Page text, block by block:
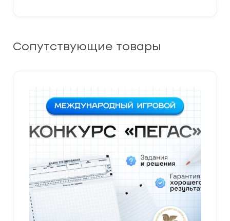
Сопутствующие товары